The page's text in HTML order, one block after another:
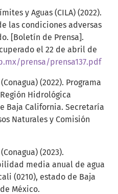
y Aguas (CILA) (2022).
las condiciones adversas
[Boletín de Prensa].
el 22 de abril de
prensa/prensa137.pdf
(2022). Programa
Hidrológica
Baja California. Secretaría
Naturales y Comisión
(2023).
media anual de agua
(0210), estado de Baja
México.